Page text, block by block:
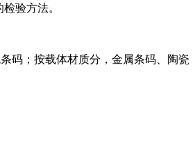
验方法。
码；按载体材质分，金属条码、陶瓷